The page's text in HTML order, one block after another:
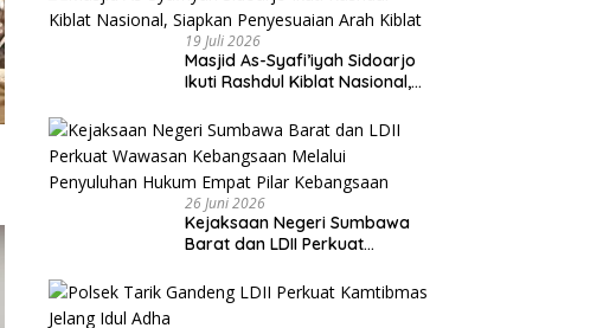
19 Juli 2026
Masjid As-Syafi’iyah Sidoarjo
Ikuti Rashdul Kiblat Nasional,
Kiblat
26 Juni 2026
Kejaksaan Negeri Sumbawa
Barat dan LDII Perkuat
Penyuluhan Hukum Empat Pilar
Kebangsaan